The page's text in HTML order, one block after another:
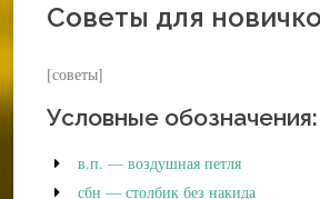
Советы для
[советы]
Условные обозначения:
в.п. — воздушная петля
сбн — столбик без накида